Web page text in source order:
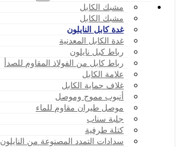
مشبك الكابل
مشبك الكابل
غدة كابل النايلون
غدة الكابل المعدنية
رباط كبل نايلون
رباط كابل من الفولاذ المقاوم للصدأ
علامة الكابل
غلاف حماية الكابل
أنبوب مموج وموصل
موصل طيران مقاوم للماء
جلبة سناب
كتلة طرفية
سدادات التمدد المصنوعة من النايلون